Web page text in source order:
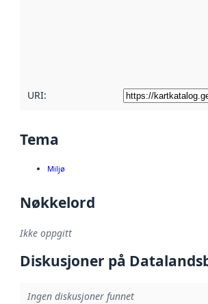
URI:
Tema
Miljø
Nøkkelord
Ikke oppgitt
Diskusjoner på
Ingen diskusjoner funnet